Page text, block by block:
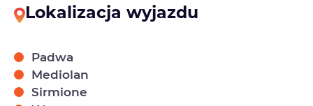
Lokalizacja wyjazdu
Padwa
Mediolan
Sirmione